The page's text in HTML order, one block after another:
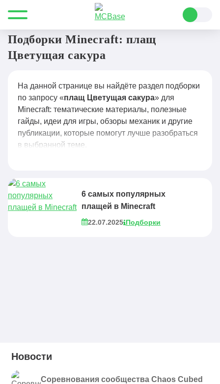
Все для Minecraft плащ Цветущая сакура
Подборки Minecraft: плащ
Цветущая сакура
На данной странице вы найдёте раздел подборки
по запросу «плащ Цветущая сакура» для
Minecraft: тематические материалы, полезные
гайды, идеи для игры, обзоры механик и другие
публикации, которые помогут лучше разобраться
в выбранной теме.
6 самых популярных
плащей в Minecraft
22.07.2025 Подборки
Новости
Соревнования сообщества Chaos Cubed